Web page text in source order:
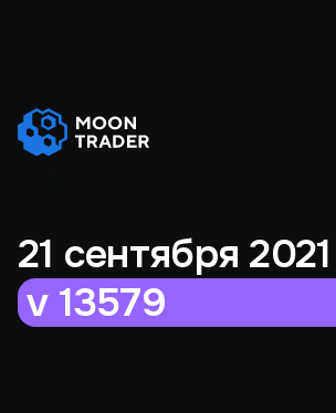
21 сентября
v 13579